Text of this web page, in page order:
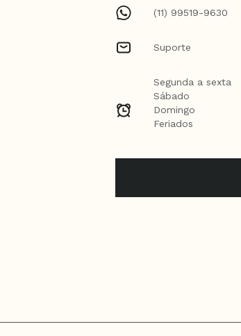
(11) 99519-9630
Suporte
Segunda a sexta
Sábado
Domingo
Feriados